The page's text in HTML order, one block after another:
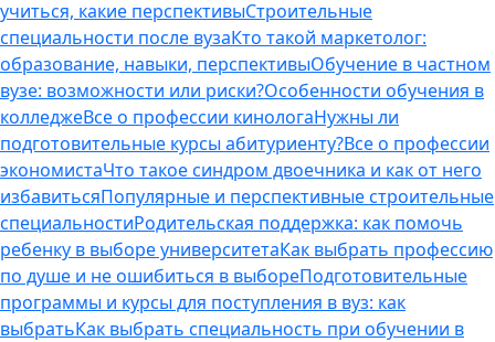
учиться, какие перспективыСтроительные
специальности после вузаКто такой маркетолог:
образование, навыки, перспективыОбучение в частном
вузе: возможности или риски?Особенности обучения в
колледжеВсе о профессии кинологаНужны ли
подготовительные курсы абитуриенту?Все о профессии
экономистаЧто такое синдром двоечника и как от него
избавитьсяПопулярные и перспективные строительные
специальностиРодительская поддержка: как помочь
ребенку в выборе университетаКак выбрать профессию
по душе и не ошибиться в выбореПодготовительные
программы и курсы для поступления в вуз: как
выбратьКак выбрать специальность при обучении в